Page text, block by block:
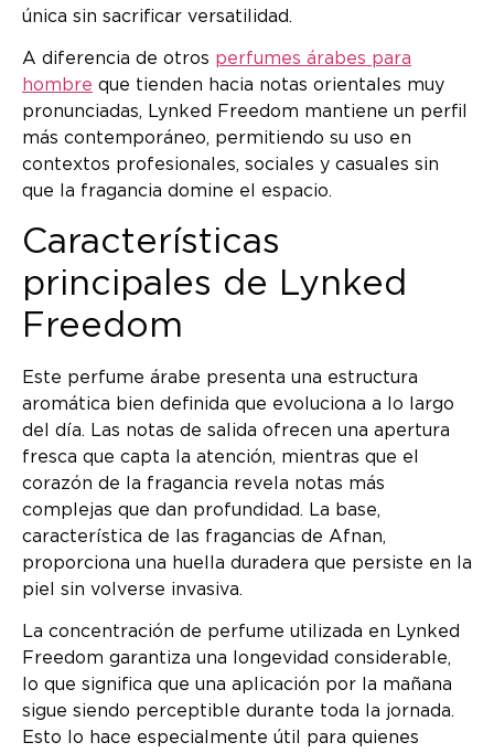
única sin sacrificar versatilidad.
A diferencia de otros perfumes árabes para
hombre que tienden hacia notas orientales muy
pronunciadas, Lynked Freedom mantiene un perfil
más contemporáneo, permitiendo su uso en
contextos profesionales, sociales y casuales sin
que la fragancia domine el espacio.
Características
principales de Lynked
Freedom
Este perfume árabe presenta una estructura
aromática bien definida que evoluciona a lo largo
del día. Las notas de salida ofrecen una apertura
fresca que capta la atención, mientras que el
corazón de la fragancia revela notas más
complejas que dan profundidad. La base,
característica de las fragancias de Afnan,
proporciona una huella duradera que persiste en la
piel sin volverse invasiva.
La concentración de perfume utilizada en Lynked
Freedom garantiza una longevidad considerable,
lo que significa que una aplicación por la mañana
sigue siendo perceptible durante toda la jornada.
Esto lo hace especialmente útil para quienes